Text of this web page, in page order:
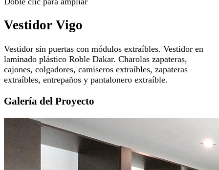
Vestidor Vigo
Vestidor sin puertas con módulos extraíbles. Vestidor en
laminado plástico Roble Dakar. Charolas zapateras,
cajones, colgadores, camiseros extraíbles, zapateras
extraíbles, entrepaños y pantalonero extraíble.
Galería del Proyecto